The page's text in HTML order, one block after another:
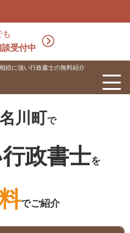
受付中
続に強い行政書士の無料紹介
川町で
政書士を
でご紹介